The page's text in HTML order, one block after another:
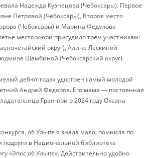
Надежда Кузнецова (Чебоксары). Первое
Петровой (Чебоксары), Второе место
(Чебоксары) и Марина Федулова
место жюри присудило трем участникам:
округ), Алине Лескиной
Шамбиной (Чебоксарский округ).
дебют года» удостоен самый молодой
Андрей Федоров. Его мама — постоянная
Гран-при в 2024 году Оксана
об Улыпе я знала мало, помнила по
подруги в Национальной библиотеке
«Эпос об Улыпе». Действительно удобно.